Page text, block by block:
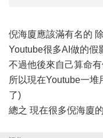
倪海廈應該滿有名的
Youtube很多AI做的假
不過他後來自己算命
所以現在Youtube一
了)
總之 現在很多倪海廈